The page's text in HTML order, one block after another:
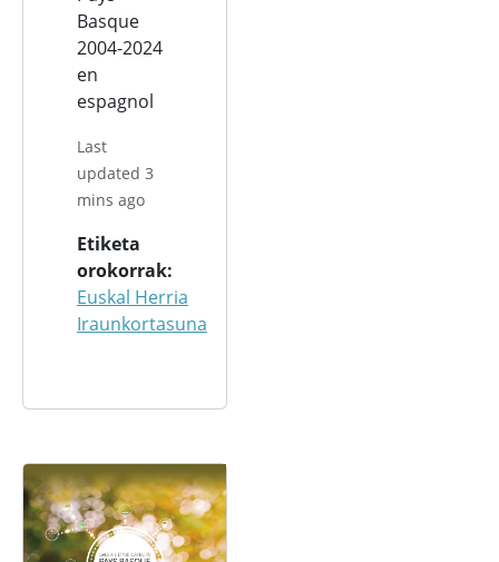
Basque
2004-2024
en
espagnol
Last
updated 3
mins ago
Etiketa
orokorrak
Euskal Herria
Iraunkortasuna